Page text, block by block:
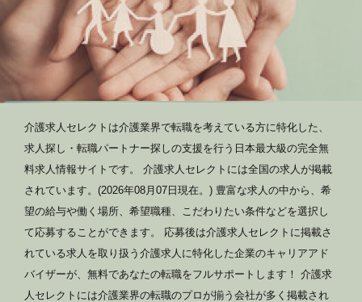
介護求人セレクトは介護業界で転職を考えている方に特化した、
求人探し・転職パートナー探しの支援を行う日本最大級の完全無
料求人情報サイトです。 介護求人セレクトには全国の求人が掲載
されています。(2026年08月07日現在。) 豊富な求人の中から、希
望の給与や働く場所、希望職種、こだわりたい条件などを選択し
て応募することができます。 応募後は介護求人セレクトに掲載さ
れている求人を取り扱う介護求人に特化した企業のキャリアアド
バイザーが、無料であなたの転職をフルサポートします！ 介護求
人セレクトには介護業界の転職のプロが揃う会社が多く掲載され